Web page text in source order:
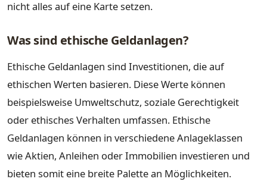
nicht alles auf eine Karte setzen.
Was sind ethische Geldanlagen?
Ethische Geldanlagen sind Investitionen, die auf
ethischen Werten basieren. Diese Werte können
beispielsweise Umweltschutz, soziale Gerechtigkeit
oder ethisches Verhalten umfassen. Ethische
Geldanlagen können in verschiedene Anlageklassen
wie Aktien, Anleihen oder Immobilien investieren und
bieten somit eine breite Palette an Möglichkeiten.